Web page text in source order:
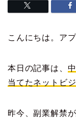
こんにちは。ア
本日の記事は、
当てたネットビ
昨今、副業解禁